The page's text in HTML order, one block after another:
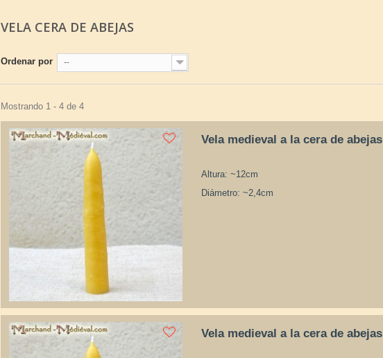
VELA CERA DE ABEJAS
Ordenar por --
Mostrando 1 - 4 de 4
Vela medieval a la cera de abejas
Altura: ~12cm
Diámetro: ~2,4cm
Vela medieval a la cera de abejas